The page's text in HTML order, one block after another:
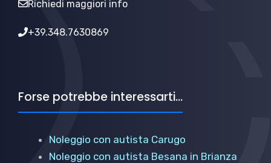
Richiedi maggiori info
+39.348.7630869
Forse potrebbe interessarti...
Noleggio con autista Carugo
Noleggio con autista Besana in Brianza